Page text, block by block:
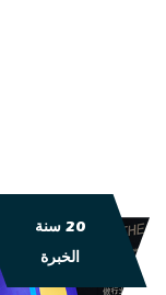
20 سنة
الخبرة